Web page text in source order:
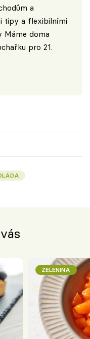
a
tipy a flexibilními
Máme doma
pro 21.
ZELENINA